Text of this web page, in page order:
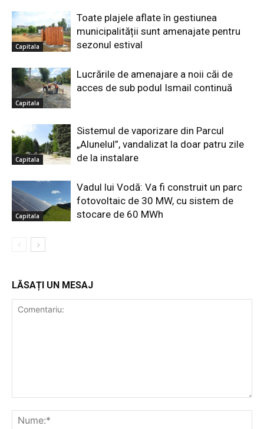
Capitala
Toate plajele aflate în gestiunea
municipalității sunt amenajate pentru
sezonul estival
Capitala
Lucrările de amenajare a noii căi de
acces de sub podul Ismail continuă
Capitala
Sistemul de vaporizare din Parcul
„Alunelul”, vandalizat la doar patru zile
de la instalare
Capitala
Vadul lui Vodă: Va fi construit un parc
fotovoltaic de 30 MW, cu sistem de
stocare de 60 MWh
LĂSAȚI UN MESAJ